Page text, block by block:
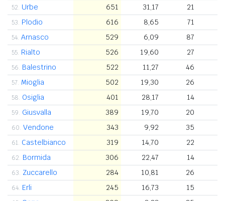
52. Urbe 651 31,17 21
53. Plodio 616 8,65 71
54. Arnasco 529 6,09 87
55. Rialto 526 19,60 27
56. Balestrino 522 11,27 46
57. Mioglia 502 19,30 26
58. Osiglia 401 28,17 14
59. Giusvalla 389 19,70 20
60. Vendone 343 9,92 35
61. Castelbianco 319 14,70 22
62. Bormida 306 22,47 14
63. Zuccarello 284 10,81 26
64. Erli 245 16,73 15